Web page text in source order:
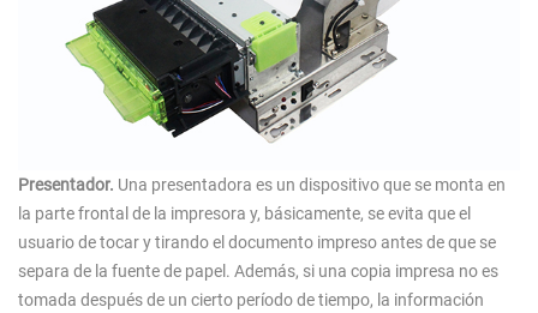
Presentador. Una presentadora es un dispositivo que se monta en
la parte frontal de la impresora y, básicamente, se evita que el
usuario de tocar y tirando el documento impreso antes de que se
separa de la fuente de papel. Además, si una copia impresa no es
tomada después de un cierto período de tiempo, la información